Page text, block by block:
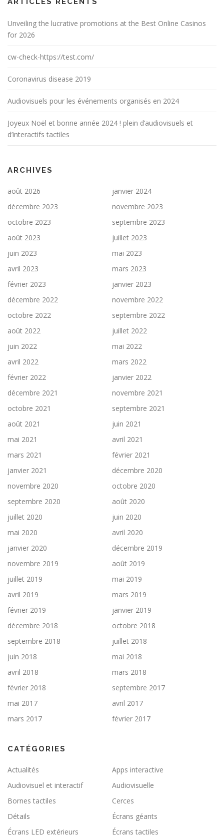
Unveiling the lucrative promotions at the Best Online Casinos
for 2026
cw-check-https://test.com/
Coronavirus disease 2019
Audiovisuels pour les événements organisés en 2024
Joyeux Noël et bonne année 2024 ! plein d’audiovisuels et
d’interactifs tactiles
ARCHIVES
août 2026
janvier 2024
décembre 2023
novembre 2023
octobre 2023
septembre 2023
août 2023
juillet 2023
juin 2023
mai 2023
avril 2023
mars 2023
février 2023
janvier 2023
décembre 2022
novembre 2022
octobre 2022
septembre 2022
août 2022
juillet 2022
juin 2022
mai 2022
avril 2022
mars 2022
février 2022
janvier 2022
décembre 2021
novembre 2021
octobre 2021
septembre 2021
août 2021
juin 2021
mai 2021
avril 2021
mars 2021
février 2021
janvier 2021
décembre 2020
novembre 2020
octobre 2020
septembre 2020
août 2020
juillet 2020
juin 2020
mai 2020
avril 2020
janvier 2020
décembre 2019
novembre 2019
août 2019
juillet 2019
mai 2019
avril 2019
mars 2019
février 2019
janvier 2019
décembre 2018
octobre 2018
septembre 2018
juillet 2018
juin 2018
mai 2018
avril 2018
mars 2018
février 2018
septembre 2017
mai 2017
avril 2017
mars 2017
février 2017
CATÉGORIES
Actualités
Apps interactive
Audiovisuel et interactif
Audiovisuelle
Bornes tactiles
Cerces
Détails
Écrans géants
Écrans LED extérieurs
Écrans tactiles